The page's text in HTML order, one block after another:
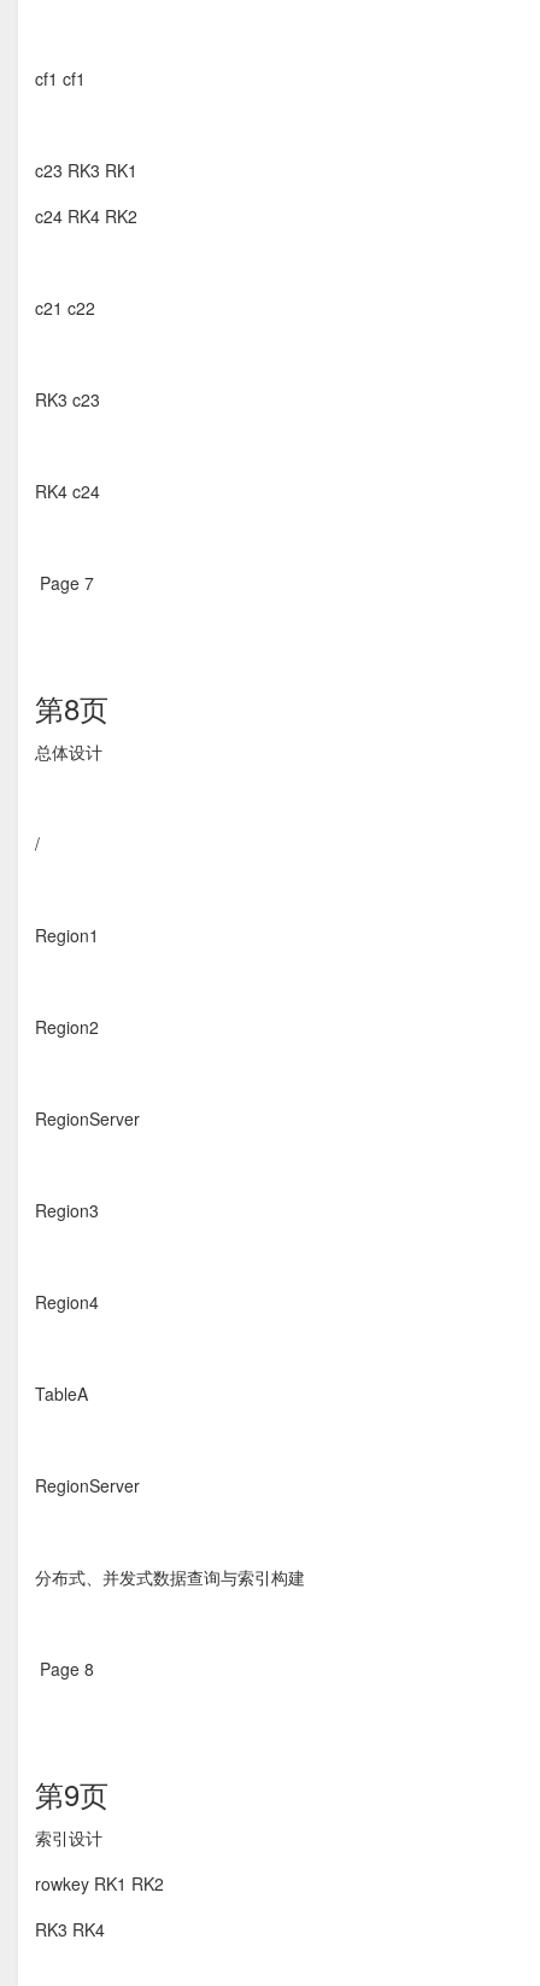
cf1 cf1
c23 RK3 RK1
c24 RK4 RK2
c21 c22
RK3 c23
RK4 c24
Page 7
第8页
总体设计 
/
Region1
Region2
RegionServer
Region3
Region4
TableA
RegionServer
分布式、并发式数据查询与索引构建
Page 8
第9页
索引设计 
rowkey RK1 RK2
RK3 RK4